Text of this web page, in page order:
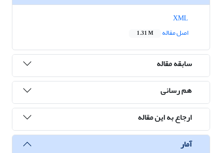
اصل مقاله
1.31 M
سابقه مقاله
هم رسانی
ارجاع به این مقاله
آمار